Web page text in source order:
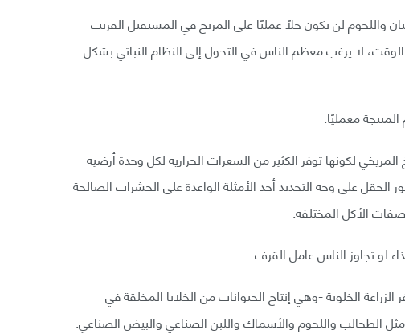
واللحوم لن تكون حلًا عمليًا على المريخ في المستقبل القريب
لا يرغب معظم الناس في التحول إلى النظام النباتي بشكل
معمليًا.
لكونها توفر الكثير من السعرات الحرارية لكل وحدة أرضية
الحقل على وجه التحديد أحد الأمثلة الواعدة على الحشرات الصالحة
الأكل المختلفة.
لو تجاوز الناس عامل القرف.
الخلوية -وهي إنتاج الحيوانات من الخلايا المخلقة في
الطحالب واللحوم والأسماك واللبن الصناعي والبيض الصناعي.